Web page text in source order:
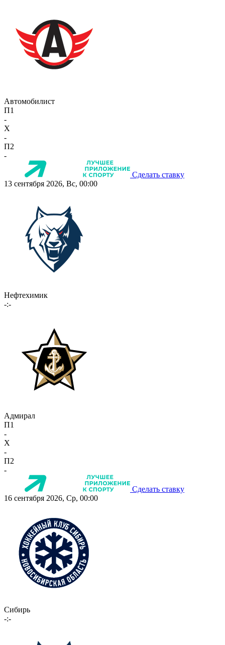
Автомобилист
П1
-
X
-
П2
-
Сделать ставку
13 сентября 2026, Вс, 00:00
Нефтехимик
-:-
Адмирал
П1
-
X
-
П2
-
Сделать ставку
16 сентября 2026, Ср, 00:00
Сибирь
-:-